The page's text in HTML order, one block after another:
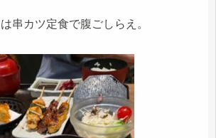
串カツ定食で腹ごしらえ。